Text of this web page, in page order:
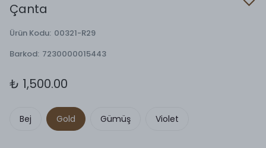
Çanta
Ürün Kodu: 00321-R29
Barkod: 7230000015443
₺ 1,500.00
Bej Gold Gümüş Violet